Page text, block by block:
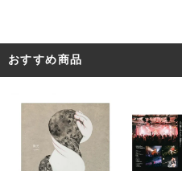
おすすめ商品